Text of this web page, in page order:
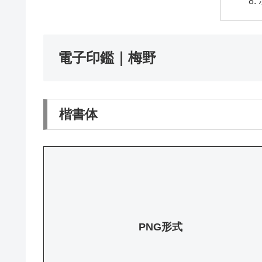
電子印鑑｜梅野
楷書体
PNG形式